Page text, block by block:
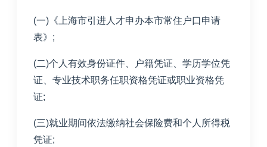
(一)《上海市引进人才申办本市常住户口申请
表》;
(二)个人有效身份证件、户籍凭证、学历学位凭
证、专业技术职务任职资格凭证或职业资格凭
证;
(三)就业期间依法缴纳社会保险费和个人所得税
凭证;